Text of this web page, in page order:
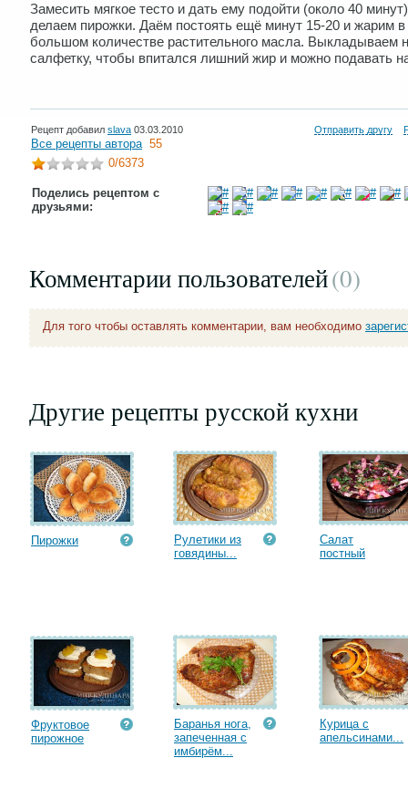
Замесить мягкое тесто и дать ему подойти (около 40
делаем пирожки. Даём постоять ещё минут 15-20 и жарим в
большом количестве растительного масла. Выкладываем
салфетку, чтобы впитался лишний жир и можно подавать
Рецепт добавил slava 03.03.2010 Отправить другу
Все рецепты автора 55
0/6373
Поделись рецептом с
друзьями:
Комментарии пользователей(0)
Для того чтобы оставлять комментарии, вам необходимо
Другие рецепты русской кухни
Пирожки
Рулетики из
говядины...
Салат
постный
Фруктовое
пирожное
Баранья нога,
запеченная с
имбирём...
Курица с
апельсинами...